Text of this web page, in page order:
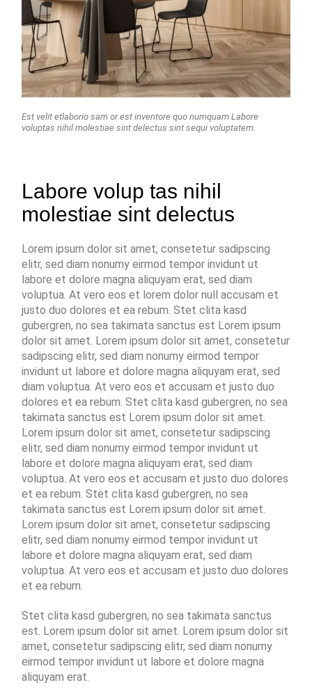
Est velit etlaborio sam or est inventore quo numquam Labore
voluptas nihil molestiae sint delectus sint sequi voluptatem.
Labore volup tas nihil
molestiae sint delectus
Lorem ipsum dolor sit amet, consetetur sadipscing
elitr, sed diam nonumy eirmod tempor invidunt ut
labore et dolore magna aliquyam erat, sed diam
voluptua. At vero eos et lorem dolor null accusam et
justo duo dolores et ea rebum. Stet clita kasd
gubergren, no sea takimata sanctus est Lorem ipsum
dolor sit amet. Lorem ipsum dolor sit amet, consetetur
sadipscing elitr, sed diam nonumy eirmod tempor
invidunt ut labore et dolore magna aliquyam erat, sed
diam voluptua. At vero eos et accusam et justo duo
dolores et ea rebum. Stet clita kasd gubergren, no sea
takimata sanctus est Lorem ipsum dolor sit amet.
Lorem ipsum dolor sit amet, consetetur sadipscing
elitr, sed diam nonumy eirmod tempor invidunt ut
labore et dolore magna aliquyam erat, sed diam
voluptua. At vero eos et accusam et justo duo dolores
et ea rebum. Stet clita kasd gubergren, no sea
takimata sanctus est Lorem ipsum dolor sit amet.
Lorem ipsum dolor sit amet, consetetur sadipscing
elitr, sed diam nonumy eirmod tempor invidunt ut
labore et dolore magna aliquyam erat, sed diam
voluptua. At vero eos et accusam et justo duo dolores
et ea rebum.
Stet clita kasd gubergren, no sea takimata sanctus
est. Lorem ipsum dolor sit amet. Lorem ipsum dolor sit
amet, consetetur sadipscing elitr, sed diam nonumy
eirmod tempor invidunt ut labore et dolore magna
aliquyam erat.